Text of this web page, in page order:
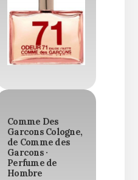
Comme Des
Garcons Cologne,
de Comme des
Garcons ·
Perfume de
Hombre